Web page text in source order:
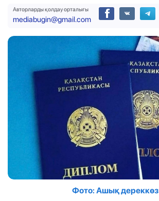
Авторларды қолдау орталығы
mediabugin@gmail.com
Фото: Ашық дереккөз